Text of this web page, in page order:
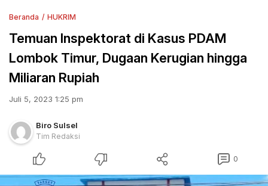
Beranda HUKRIM
Temuan Inspektorat di Kasus PDAM
Lombok Timur, Dugaan Kerugian hingga
Miliaran Rupiah
Juli 5, 2023 1:25 pm
Biro Sulsel
Tim Redaksi
0